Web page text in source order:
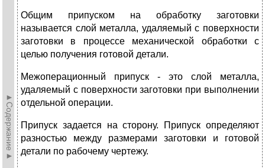
►Содержание►
Общим припуском на обработку заготовки
называется слой металла, удаляемый с поверхности
заготовки в процессе механической обработки с
целью получения готовой детали.
Межоперационный припуск - это слой металла,
удаляемый с поверхности заготовки при выполнении
отдельной операции.
Припуск задается на сторону. Припуск определяют
разностью между размерами заготовки и готовой
детали по рабочему чертежу.